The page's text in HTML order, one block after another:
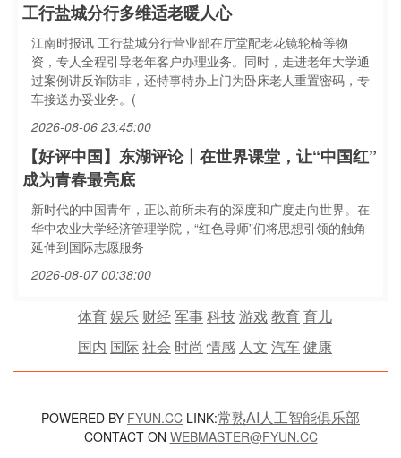
工行盐城分行多维适老暖人心
江南时报讯 工行盐城分行营业部在厅堂配老花镜轮椅等物
资，专人全程引导老年客户办理业务。同时，走进老年大学通
过案例讲反诈防非，还特事特办上门为卧床老人重置密码，专
车接送办妥业务。(
2026-08-06 23:45:00
【好评中国】东湖评论丨在世界课堂，让“中国红”
成为青春最亮底
新时代的中国青年，正以前所未有的深度和广度走向世界。在
华中农业大学经济管理学院，“红色导师”们将思想引领的触角
延伸到国际志愿服务
2026-08-07 00:38:00
体育娱乐 财经军事科技游戏教育育儿
国内 国际社会 时尚 情感 人文 汽车健康
POWERED BY FYUN.CC LINK:常熟AI人工智能俱乐部
CONTACT ON WEBMASTER@FYUN.CC